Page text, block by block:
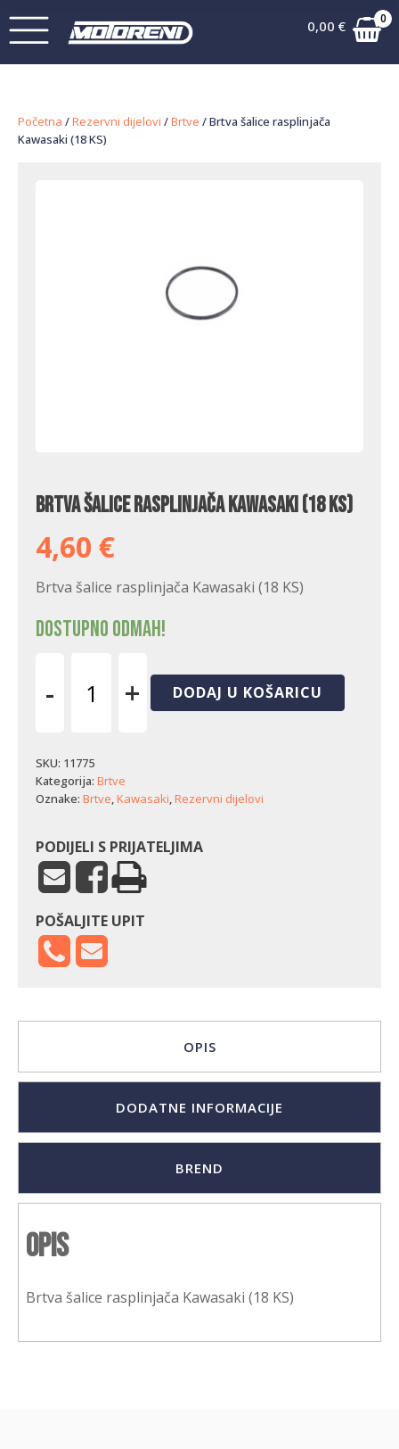
0,00 € 0
Početna /Rezervni dijelovi /Brtve / Brtva šalice rasplinjača
Kawasaki (18 KS)
Brtva šalice rasplinjača Kawasaki (18 KS)
4,60 €
Brtva šalice rasplinjača Kawasaki (18 KS)
Dostupno odmah!
-
Kawasaki
(18
KS)
+ DODAJ U KOŠARICU
SKU: 11775
Kategorija: Brtve
Oznake: Brtve,Kawasaki,Rezervni dijelovi
PODIJELI S PRIJATELJIMA
POŠALJITE UPIT
OPIS
DODATNE INFORMACIJE
BREND
Opis
Brtva šalice rasplinjača Kawasaki (18 KS)